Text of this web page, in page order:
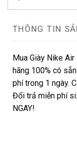
THÔNG TIN
Mua Giày Nike
hãng 100% có
phí trong 1 ngày.
Đổi trả miễn phí
NGAY!